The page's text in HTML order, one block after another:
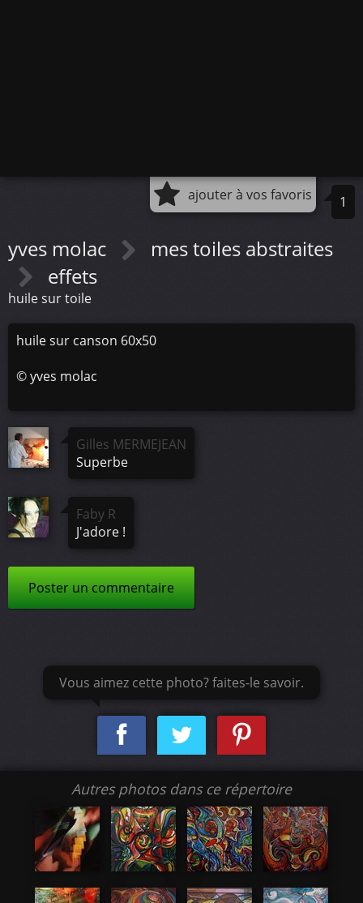
ajouter à vos favoris 1
yves molac
mes toiles abstraites
effets
huile sur toile
huile sur canson 60x50
©yves molac
Gilles MERMEJEAN
Superbe
Faby R
J'adore !
Poster un commentaire
Vous aimez cette photo? faites-le savoir.
Autres photos dans ce répertoire